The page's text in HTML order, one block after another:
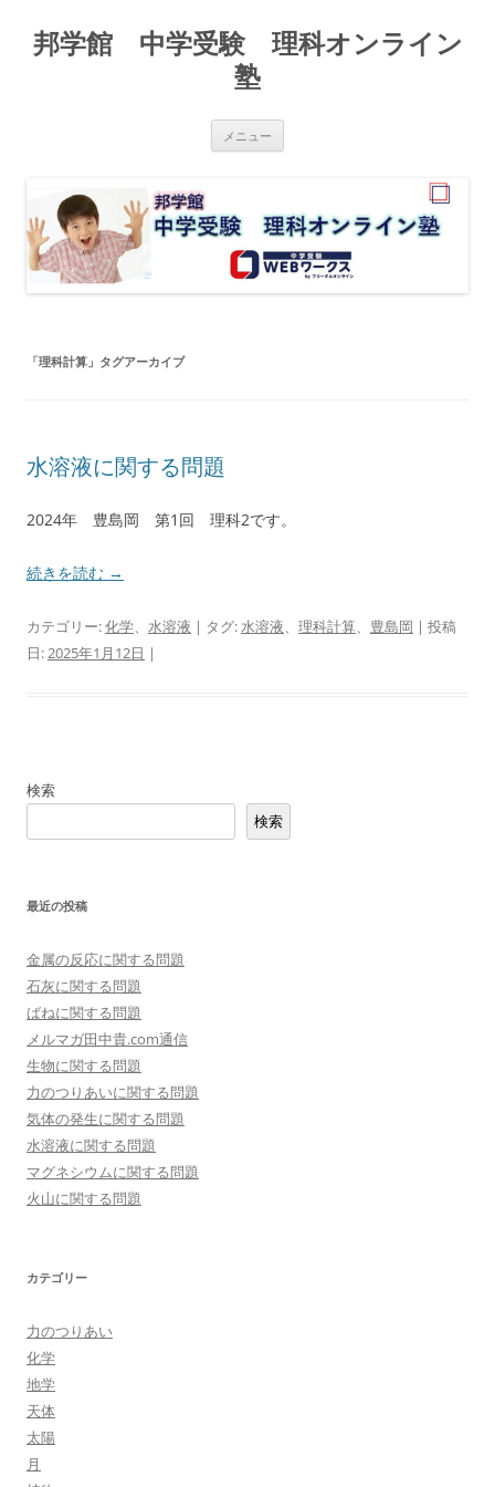
邦学館 中学受験 理科オンライン
塾
メニュー
ス
キ
ッ
プ
「理科計算 」タグアーカイブ
水溶液に関する問題
2024年 豊島岡 第1回 理科2です。
続きを読む →
カテゴリー:化学、 水溶液 | タグ:水溶液、 理科計算、 豊島岡 | 投稿
日:2025年1月12日 |
検索
検索
最近の投稿
金属の反応に関する問題
石灰に関する問題
ばねに関する問題
メルマガ田中貴.com通信
生物に関する問題
力のつりあいに関する問題
気体の発生に関する問題
水溶液に関する問題
マグネシウムに関する問題
火山に関する問題
カテゴリー
力のつりあい
化学
地学
天体
太陽
月